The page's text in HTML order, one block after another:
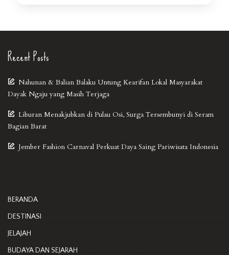
Recent Posts
Nahunan & Balian Balaku Untung Kearifan Lokal Masyarakat
Dayak Ngaju yang Masih Terjaga
Liburan Menakjubkan di Pulau Osi, Surga Tersembunyi di Seram
Bagian Barat
Jember Fashion Carnaval Perkuat Daya Saing Pariwisata Indonesia
BERANDA
DESTINASI
JELAJAH
BUDAYA DAN SEJARAH